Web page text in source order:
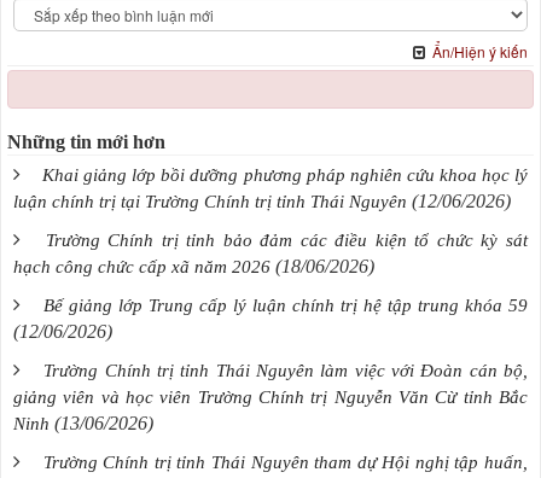
Ẩn/Hiện ý kiến
Những tin mới hơn
Khai giảng lớp bồi dưỡng phương pháp nghiên cứu khoa học lý
luận chính trị tại Trường Chính trị tỉnh Thái Nguyên (12/06/2026)
Trường Chính trị tỉnh bảo đảm các điều kiện tổ chức kỳ sát
hạch công chức cấp xã năm 2026 (18/06/2026)
Bế giảng lớp Trung cấp lý luận chính trị hệ tập trung khóa 59
(12/06/2026)
Trường Chính trị tỉnh Thái Nguyên làm việc với Đoàn cán bộ,
giảng viên và học viên Trường Chính trị Nguyễn Văn Cừ tỉnh Bắc
Ninh (13/06/2026)
Trường Chính trị tỉnh Thái Nguyên tham dự Hội nghị tập huấn,